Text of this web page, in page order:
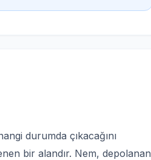
durumda çıkacağını
bir alandır. Nem, depolanan